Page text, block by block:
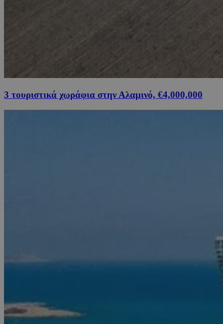
3 τουριστικά χωράφια στην Αλαμινό, €4,000,000